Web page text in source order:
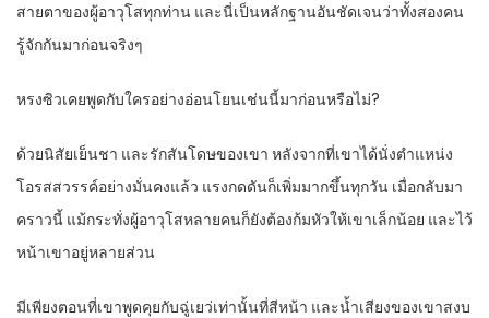
สายตาของผู้อาวุโสทุกท่าน และนี่เป็นหลักฐานอันชัดเจนว่าทั้งสองคน
รู้จักกันมาก่อนจริงๆ
หรงซิวเคยพูดกับใครอย่างอ่อนโยนเช่นนี้มาก่อนหรือไม่?
ด้วยนิสัยเย็นชา และรักสันโดษของเขา หลังจากที่เขาได้นั่งตำแหน่ง
โอรสสวรรค์อย่างมั่นคงแล้ว แรงกดดันก็เพิ่มมากขึ้นทุกวัน เมื่อกลับมา
คราวนี้ แม้กระทั่งผู้อาวุโสหลายคนก็ยังต้องก้มหัวให้เขาเล็กน้อย และไว้
หน้าเขาอยู่หลายส่วน
มีเพียงตอนที่เขาพูดคุยกับฉู่เยว่เท่านั้นที่สีหน้า และน้ำเสียงของเขาสงบ